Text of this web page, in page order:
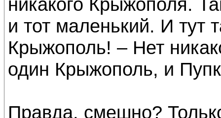
и тот маленький. И тут
Крыжополь! – Нет
один Крыжополь, и
Правда, смешно?